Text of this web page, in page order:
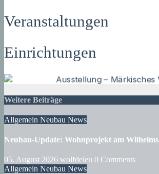
Veranstaltungen
Einrichtungen
Weitere Beiträge
Allgemein Neubau News
Neubau-Update: Wohnprojekt am
05. August 2026 wolfdeleu 0 Comments
Allgemein Neubau News